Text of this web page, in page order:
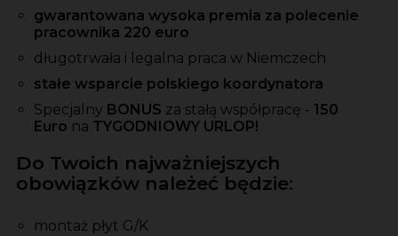
gwarantowana wysoka premia za polecenie
pracownika 220 euro
długotrwała i legalna praca w Niemczech
stałe wsparcie polskiego koordynatora
Specjalny BONUS za stałą współpracę - 150
Euro na TYGODNIOWY URLOP!
Do Twoich najważniejszych
obowiązków należeć będzie:
montaż płyt G/K